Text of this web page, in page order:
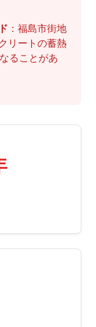
：福島市街地
リートの蓄熱
ることがあ